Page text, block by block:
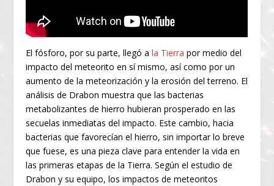
El fósforo, por su parte, llegó ala Tierra por medio del
impacto del meteorito en sí mismo, así como por un
aumento de la meteorización y la erosión del terreno. El
análisis de Drabon muestra que las bacterias
metabolizantes de hierro hubieran prosperado en las
secuelas inmediatas del impacto. Este cambio, hacia
bacterias que favorecían el hierro, sin importar lo breve
que fuese, es una pieza clave para entender la vida en
las primeras etapas de la Tierra. Según el estudio de
Drabon y su equipo, los impactos de meteoritos